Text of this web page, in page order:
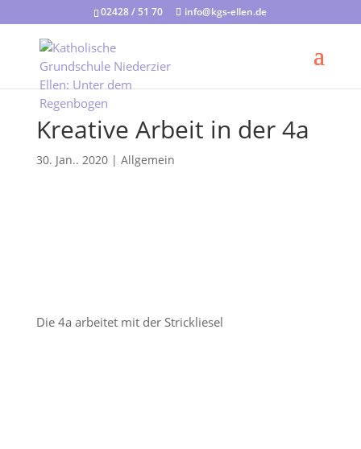
02428 / 51 70 info@kgs-ellen.de
Kreative Arbeit in der 4a
30. Jan.. 2020| Allgemein
Die 4a arbeitet mit der Strickliesel